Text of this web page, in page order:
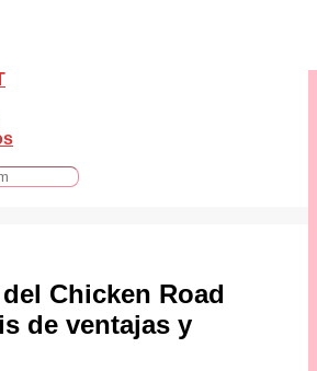
Chicken Road
de ventajas y